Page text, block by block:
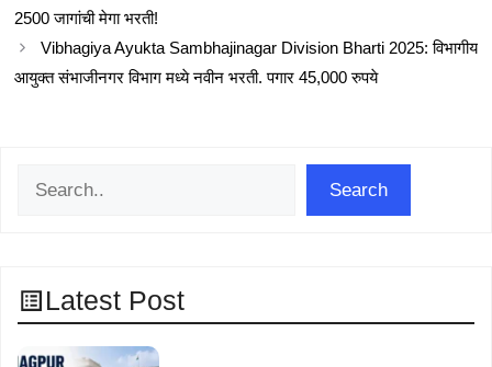
2500 जागांची मेगा भरती!
Vibhagiya Ayukta Sambhajinagar Division Bharti 2025: विभागीय
आयुक्त संभाजीनगर विभाग मध्ये नवीन भरती. पगार 45,000 रुपये
Search
Latest Post